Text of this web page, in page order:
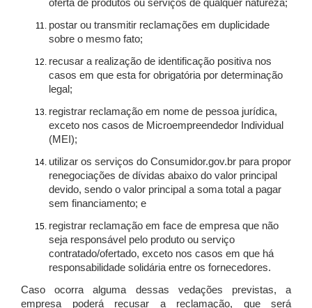
oferta de produtos ou serviços de qualquer natureza;
postar ou transmitir reclamações em duplicidade
sobre o mesmo fato;
recusar a realização de identificação positiva nos
casos em que esta for obrigatória por determinação
legal;
registrar reclamação em nome de pessoa jurídica,
exceto nos casos de Microempreendedor Individual
(MEI);
utilizar os serviços do Consumidor.gov.br para propor
renegociações de dívidas abaixo do valor principal
devido, sendo o valor principal a soma total a pagar
sem financiamento; e
registrar reclamação em face de empresa que não
seja responsável pelo produto ou serviço
contratado/ofertado, exceto nos casos em que há
responsabilidade solidária entre os fornecedores.
Caso ocorra alguma dessas vedações previstas, a
empresa poderá recusar a reclamação, que será